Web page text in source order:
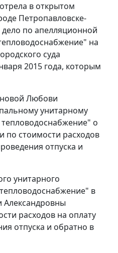
в открытом
Петропавловске-
по апелляционной
на
суда
2015 года, которым
Любови
унитарному
о
по стоимости расходов
отпуска и
унитарного
в
расходов на оплату
отпуска и обратно в